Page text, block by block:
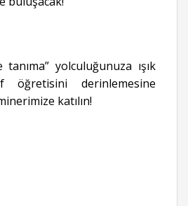
yolculuğunuza ışık
öğretisini derinlemesine
katılın!